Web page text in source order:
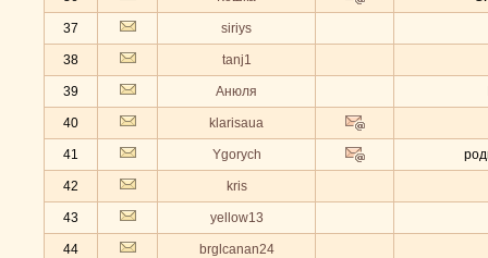
37 siriys
38 tanj1
39 Анюля
40 klarisaua
41 Ygorych
42 kris
43 yellow13
44 brglcanan24